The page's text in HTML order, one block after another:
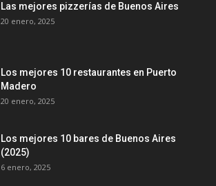
Las mejores pizzerías de Buenos Aires
20 enero, 2025
Los mejores 10 restaurantes en Puerto
Madero
20 enero, 2025
Los mejores 10 bares de Buenos Aires
(2025)
6 enero, 2025